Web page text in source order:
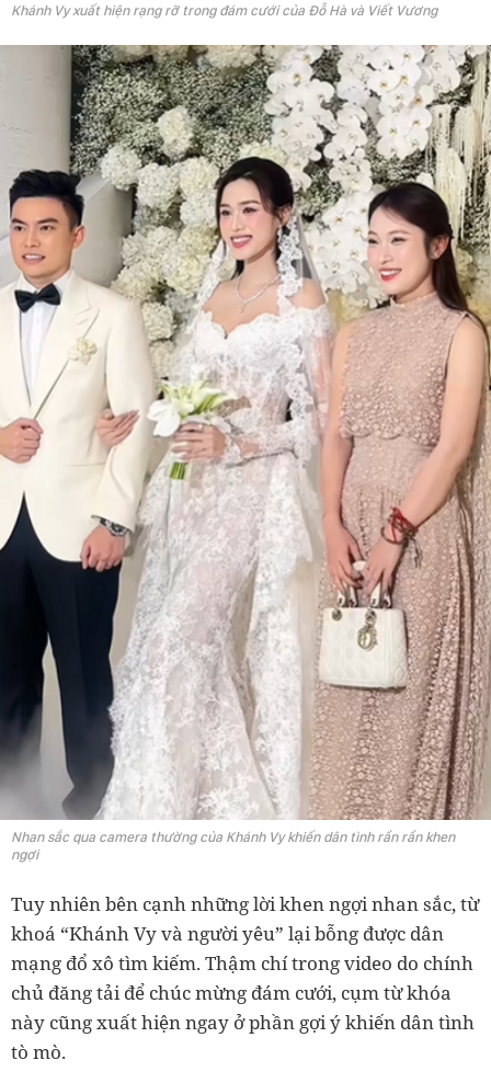
Khánh Vy xuất hiện rạng rỡ trong đám cưới của Đỗ Hà và Viết Vương
Nhan sắc qua camera thường của Khánh Vy khiến dân tình rần rần khen
ngợi
Tuy nhiên bên cạnh những lời khen ngợi nhan sắc, từ
khoá “Khánh Vy và người yêu” lại bỗng được dân
mạng đổ xô tìm kiếm. Thậm chí trong video do chính
chủ đăng tải để chúc mừng đám cưới, cụm từ khóa
này cũng xuất hiện ngay ở phần gợi ý khiến dân tình
tò mò.